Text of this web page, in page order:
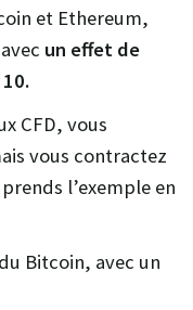
et Ethereum,
un effet de
CFD, vous
vous contractez
l’exemple en
Bitcoin, avec un